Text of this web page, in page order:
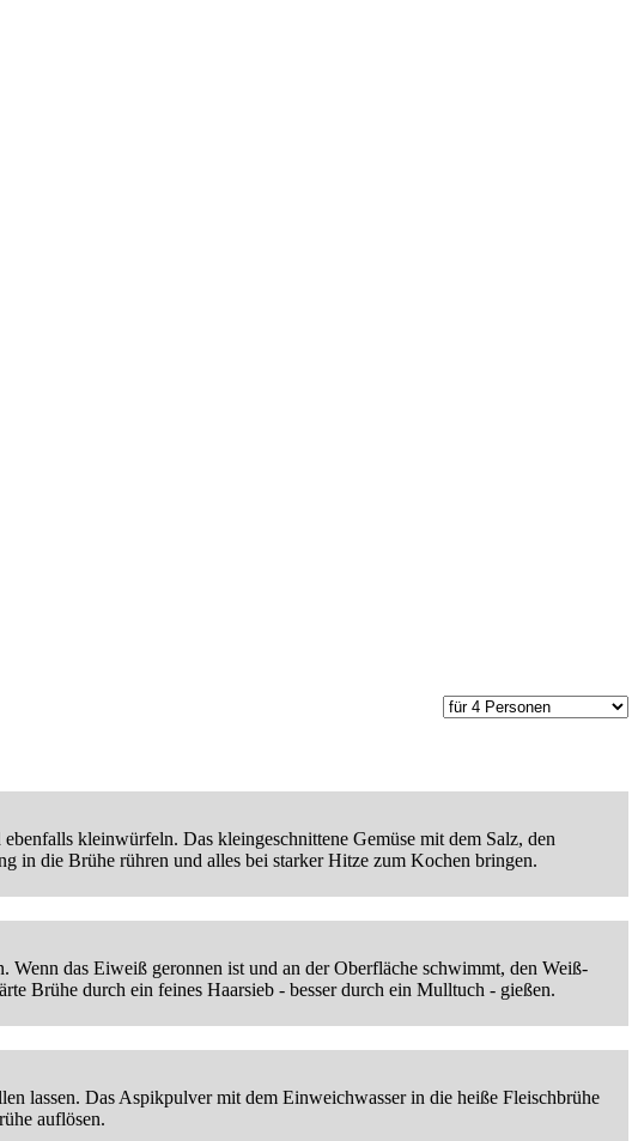
kleinwürfeln. Das kleingeschnittene Gemüse mit dem Salz, den
in die Brühe rühren und alles bei starker Hitze zum Kochen bringen.
das Eiweiß geronnen ist und an der Oberfläche schwimmt, den Weiß-
Brühe durch ein feines Haarsieb - besser durch ein Mulltuch - gießen.
lassen. Das Aspikpulver mit dem Einweichwasser in die heiße Fleischbrühe
auflösen.